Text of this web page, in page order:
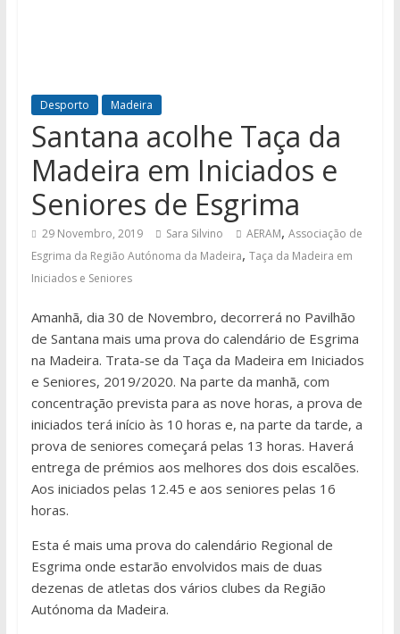
Desporto Madeira
Santana acolhe Taça da
Madeira em Iniciados e
Seniores de Esgrima
29 Novembro, 2019 Sara Silvino AERAM, Associação de
Esgrima da Região Autónoma da Madeira, Taça da Madeira em
Iniciados e Seniores
Amanhã, dia 30 de Novembro, decorrerá no Pavilhão
de Santana mais uma prova do calendário de Esgrima
na Madeira. Trata-se da Taça da Madeira em Iniciados
e Seniores, 2019/2020. Na parte da manhã, com
concentração prevista para as nove horas, a prova de
iniciados terá início às 10 horas e, na parte da tarde, a
prova de seniores começará pelas 13 horas. Haverá
entrega de prémios aos melhores dos dois escalões.
Aos iniciados pelas 12.45 e aos seniores pelas 16
horas.
Esta é mais uma prova do calendário Regional de
Esgrima onde estarão envolvidos mais de duas
dezenas de atletas dos vários clubes da Região
Autónoma da Madeira.